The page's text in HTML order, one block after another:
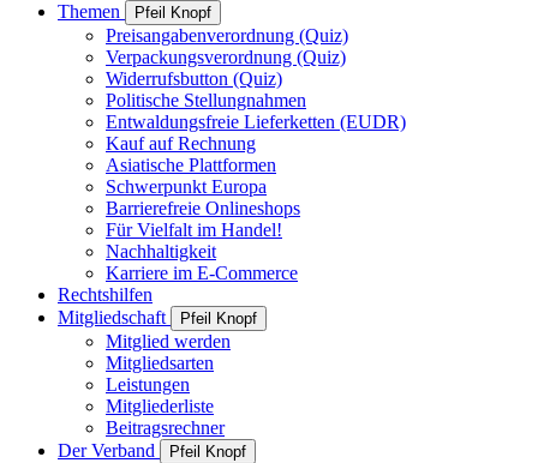
Themen
Pfeil Knopf
Preisangabenverordnung (Quiz)
Verpackungsverordnung (Quiz)
Widerrufsbutton (Quiz)
Politische Stellungnahmen
Entwaldungsfreie Lieferketten (EUDR)
Kauf auf Rechnung
Asiatische Plattformen
Schwerpunkt Europa
Barrierefreie Onlineshops
Für Vielfalt im Handel!
Nachhaltigkeit
Karriere im E-Commerce
Rechtshilfen
Mitgliedschaft
Pfeil Knopf
Mitglied werden
Mitgliedsarten
Leistungen
Mitgliederliste
Beitragsrechner
Der Verband
Pfeil Knopf